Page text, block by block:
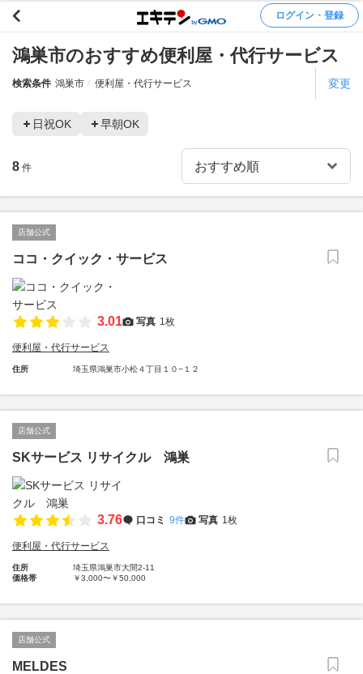
ログイン・登録
鴻巣市のおすすめ便利屋・代行サービス
検索条件 鴻巣市 便利屋・代行サービス 変更
日祝OK 早朝OK
8 件
店舗公式
ココ・クイック・サービス
3.01 写真 1枚
便利屋・代行サービス
住所 埼玉県鴻巣市小松４丁目１０−１２
店舗公式
SKサービス リサイクル 鴻巣
3.76 口コミ 9件 写真 1枚
便利屋・代行サービス
住所
埼玉県鴻巣市大間2-11
価格帯
￥3,000〜￥50,000
店舗公式
MELDES